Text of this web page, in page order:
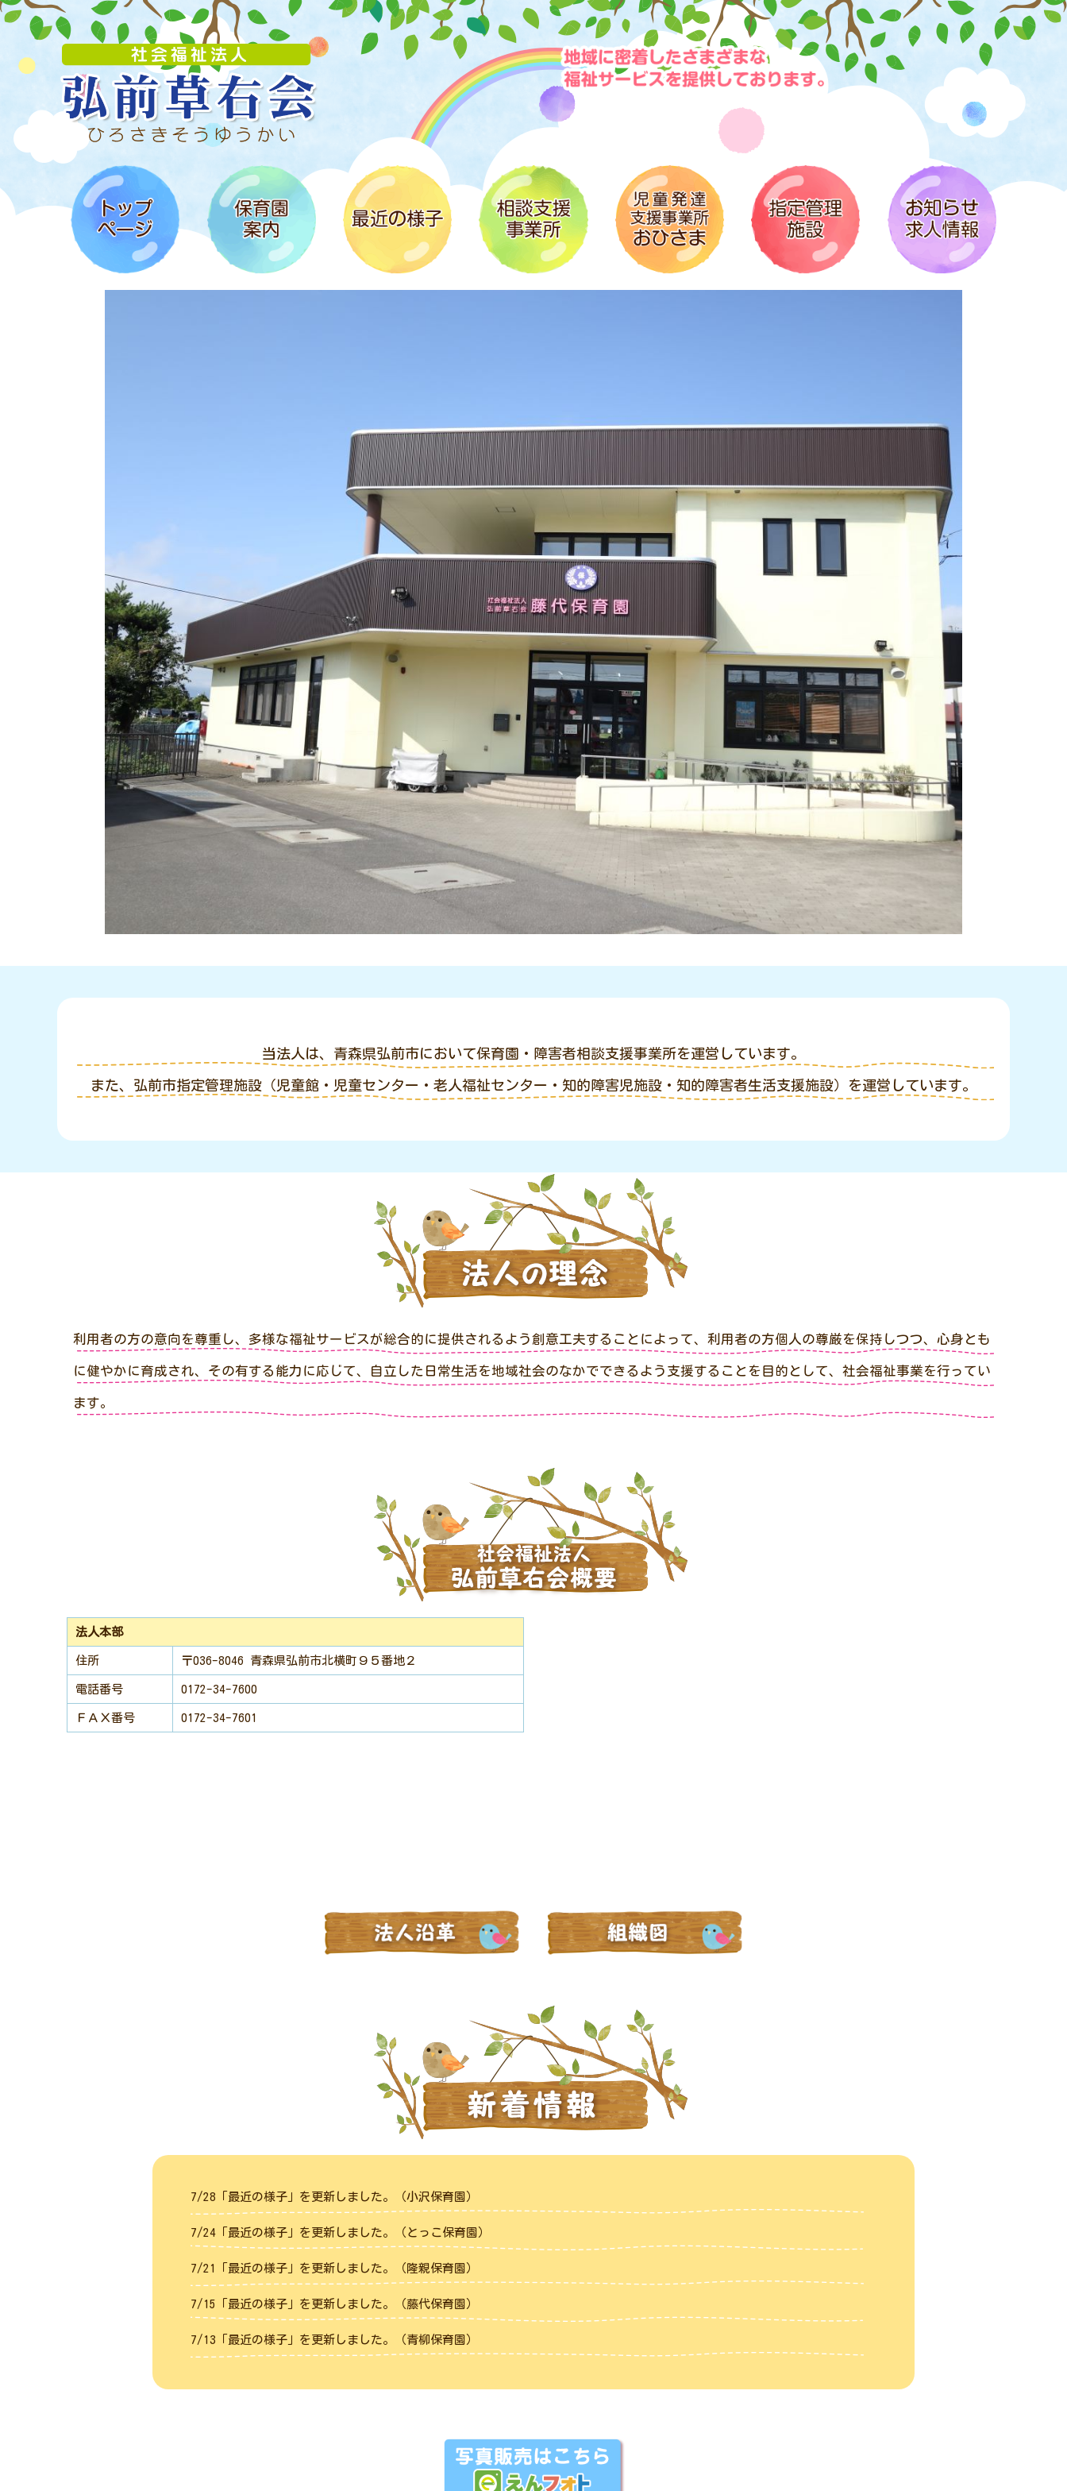
当法人は、青森県弘前市において保育園・障害者相談支援事業所を運営しています。
また、弘前市指定管理施設（児童館・児童センター・老人福祉センター・知的障害児施設・知的障害者生活支援施設）を運営しています。
利用者の方の意向を尊重し、多様な福祉サービスが総合的に提供されるよう創意工夫することによって、利用者の方個人の尊厳を保持しつつ、心身とも
に健やかに育成され、その有する能力に応じて、自立した日常生活を地域社会のなかでできるよう支援することを目的として、社会福祉事業を行ってい
ます。
法人本部
住所 〒036-8046 青森県弘前市北横町９５番地２
電話番号 0172-34-7600
ＦＡＸ番号 0172-34-7601
7/28「最近の様子」を更新しました。（小沢保育園）
7/24「最近の様子」を更新しました。（とっこ保育園）
7/21「最近の様子」を更新しました。（隆親保育園）
7/15「最近の様子」を更新しました。（藤代保育園）
7/13「最近の様子」を更新しました。（青柳保育園）